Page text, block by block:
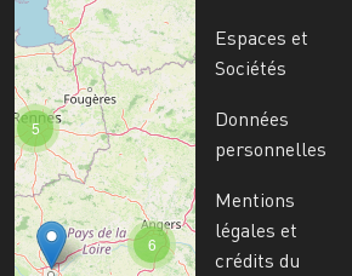
6
5
Espaces et
Sociétés
Données
personnelles
Mentions
légales et
crédits du